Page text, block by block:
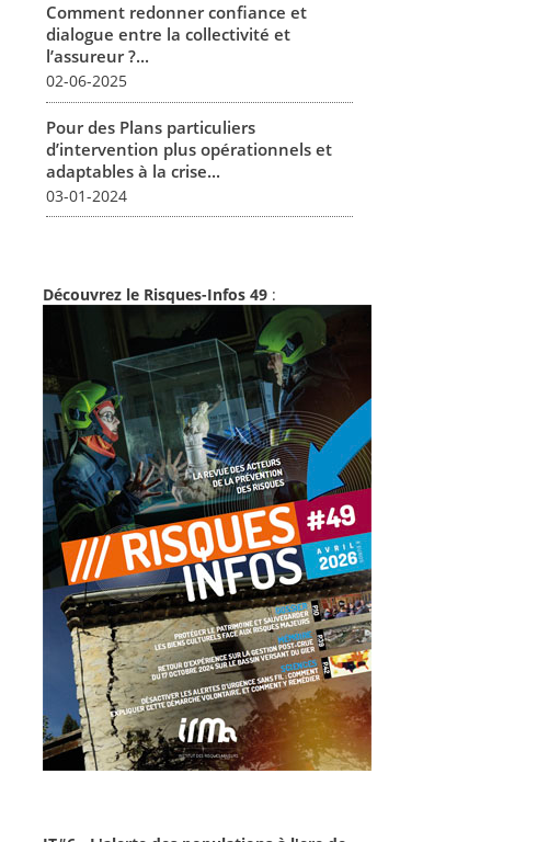
Comment redonner confiance et
dialogue entre la collectivité et
l’assureur ?...
02-06-2025
Pour des Plans particuliers
d’intervention plus opérationnels et
adaptables à la crise...
03-01-2024
Découvrez le Risques-Infos 49 :